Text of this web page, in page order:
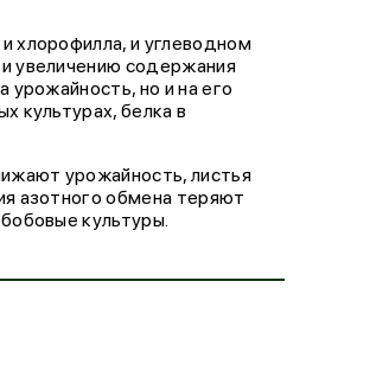
хлорофилла, и углеводном
увеличению содержания
урожайность, но и на его
культурах, белка в
урожайность, листья
азотного обмена теряют
культуры.